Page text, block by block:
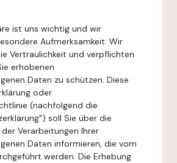
ist uns wichtig und wir
Aufmerksamkeit. Wir
Vertraulichkeit und verpflichten
erhobenen
Daten zu schützen. Diese
oder
(nachfolgend die
soll Sie über die
Verarbeitungen Ihrer
Daten informieren, die vom
werden. Die Erhebung